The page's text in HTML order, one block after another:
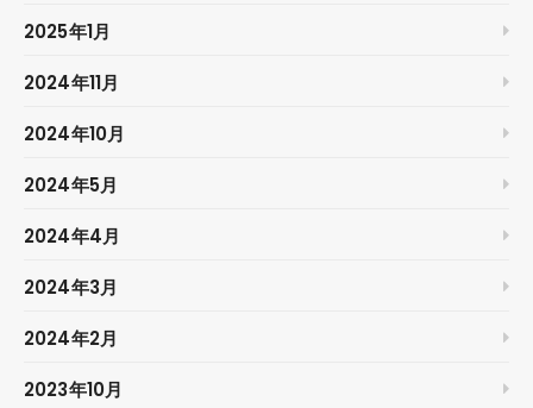
2025年1月
2024年11月
2024年10月
2024年5月
2024年4月
2024年3月
2024年2月
2023年10月